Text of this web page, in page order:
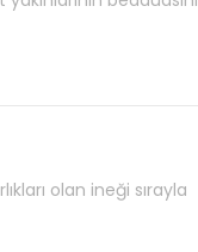
olan ineği sırayla